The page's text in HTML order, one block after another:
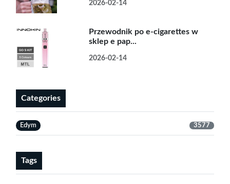
2026-02-14
Przewodnik po e-cigarettes w
sklep e pap...
2026-02-14
Categories
Edym 3577
Tags